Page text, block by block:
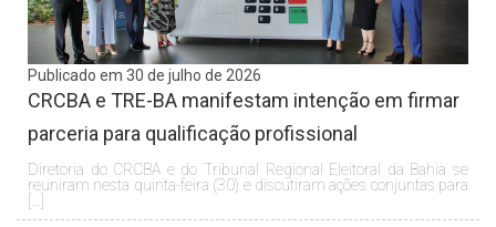
Publicado em 30 de julho de 2026
CRCBA e TRE-BA manifestam intenção em firmar
parceria para qualificação profissional
Diretoria do CRCBA e do Tribunal Regional Eleitoral da Bahia se
reuniram nesta quinta-feira (30) e discutiram ações conjuntas para